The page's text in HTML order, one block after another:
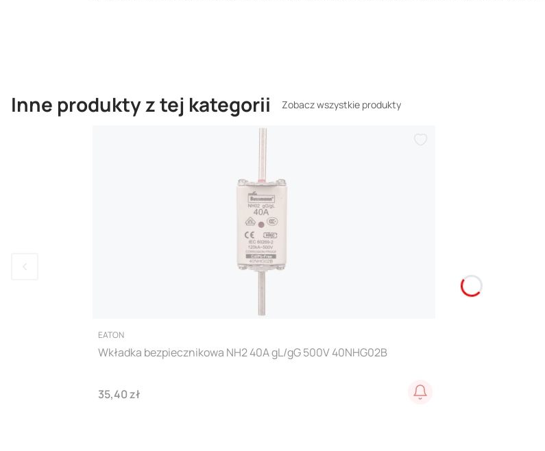
Inne produkty z tej kategorii Zobacz wszystkie produkty
PRODUCENT
EATON
Wkładka bezpiecznikowa NH2 40A gL/gG 500V 40NHG02B
Cena
35,40 zł